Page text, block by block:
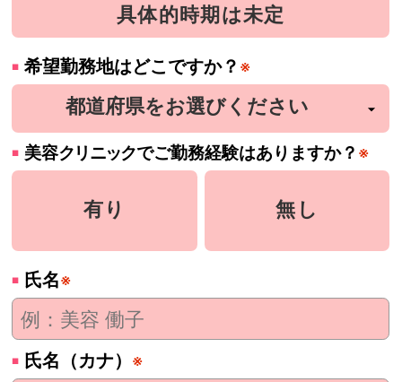
具体的時期は未定
希望勤務地はどこですか？ ※
美容クリニックでご勤務経験はありますか？ ※
有り 無し
氏名※
氏名（カナ） ※